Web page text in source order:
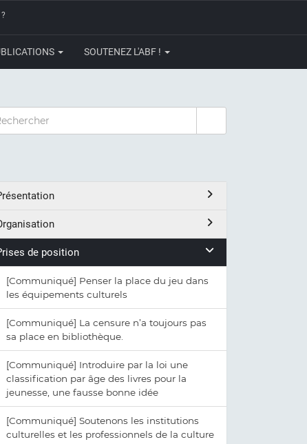
SOUTENEZ L'ABF !
de position
[Communiqué] Penser la place du jeu dans
les équipements culturels
[Communiqué] La censure n’a toujours pas
sa place en bibliothèque.
[Communiqué] Introduire par la loi une
classification par âge des livres pour la
jeunesse, une fausse bonne idée
[Communiqué] Soutenons les institutions
culturelles et les professionnels de la culture